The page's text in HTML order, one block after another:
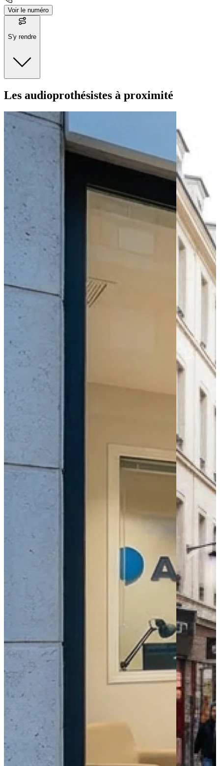
Voir le numéro
S'y rendre
Moyens de transport
Bus - Beausemblant - Village - Place Brunet
Bus - Beausemblant - Le Champblain
contributors
Les audioprothésistes à proximité